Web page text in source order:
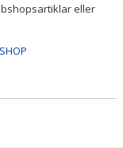
eller